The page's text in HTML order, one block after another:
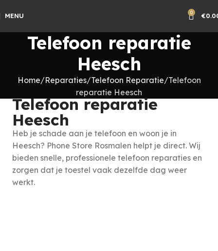
MENU 0 €
Telefoon reparatie
Heesch
Home Reparaties Telefoon Reparatie Telefoon
reparatie Heesch
Telefoon reparatie
Heesch
Heb je schade aan je telefoon en woon je in
Heesch? Phone Store Rosmalen helpt je direct. Wij
bieden snelle, professionele telefoon reparaties en
zorgen dat je toestel vaak dezelfde dag weer
werkt.